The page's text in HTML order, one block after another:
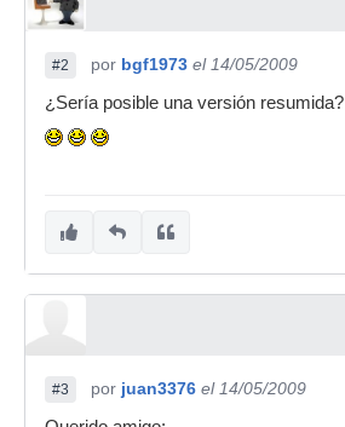
#2 por bgf1973 el 14/05/2009
¿Sería posible una versión resumida?
#3 por juan3376 el 14/05/2009